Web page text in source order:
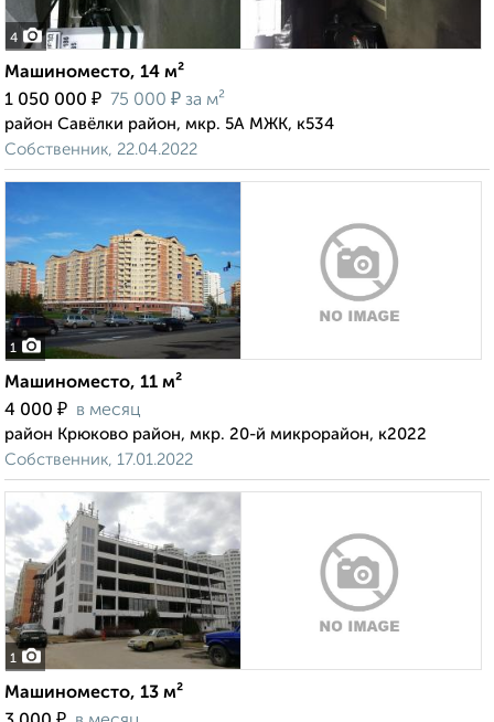
4
Машиноместо, 14 м²
1 050 000 ₽ 75 000 ₽ за м²
район Савёлки район, мкр. 5А МЖК, к534
Собственник, 22.04.2022
1
Машиноместо, 11 м²
4 000 ₽ в месяц
район Крюково район, мкр. 20-й микрорайон, к2022
Собственник, 17.01.2022
1
Машиноместо, 13 м²